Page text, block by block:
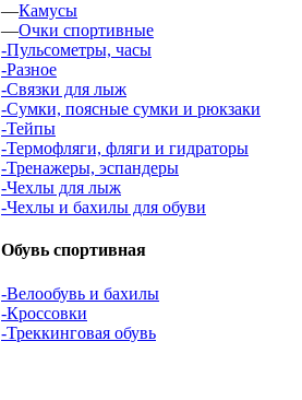
—Камусы
—Очки спортивные
-Пульсометры, часы
-Разное
-Связки для лыж
-Сумки, поясные сумки и рюкзаки
-Тейпы
-Термофляги, фляги и гидраторы
-Тренажеры, эспандеры
-Чехлы для лыж
-Чехлы и бахилы для обуви
Обувь спортивная
-Велообувь и бахилы
-Кроссовки
-Треккинговая обувь